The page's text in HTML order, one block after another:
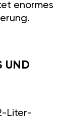
enormes
UND
Liter-